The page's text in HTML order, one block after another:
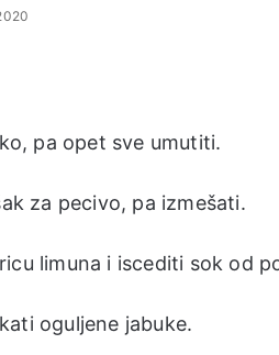
pa opet sve umutiti.
za pecivo, pa izmešati.
limuna i iscediti sok od
oguljene jabuke.